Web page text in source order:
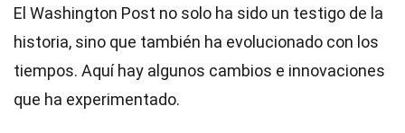
El Washington Post no solo ha sido un testigo de la
historia, sino que también ha evolucionado con los
tiempos. Aquí hay algunos cambios e innovaciones
que ha experimentado.